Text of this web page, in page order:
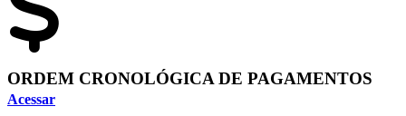
ORDEM CRONOLÓGICA DE PAGAMENTOS
Acessar